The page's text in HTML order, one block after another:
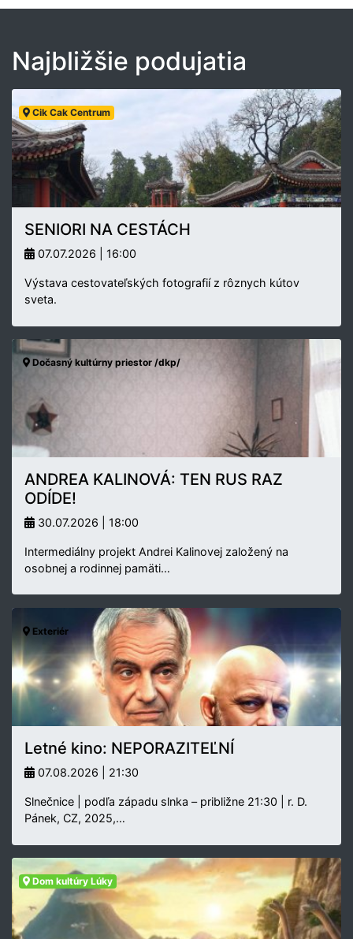
Najbližšie podujatia
Cik Cak Centrum
SENIORI NA CESTÁCH
07.07.2026 | 16:00
Výstava cestovateľských fotografií z rôznych kútov
sveta.
Dočasný kultúrny priestor /dkp/
ANDREA KALINOVÁ: TEN RUS RAZ
ODÍDE!
30.07.2026 | 18:00
Intermediálny projekt Andrei Kalinovej založený na
osobnej a rodinnej pamäti…
Exteriér
Letné kino: NEPORAZITEĽNÍ
07.08.2026 | 21:30
Slnečnice | podľa západu slnka – približne 21:30 | r. D.
Pánek, CZ, 2025,…
Dom kultúry Lúky